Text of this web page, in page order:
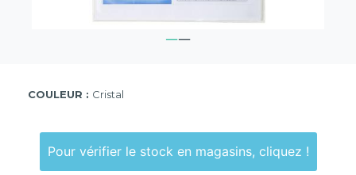
COULEUR : Cristal
Pour vérifier le stock en magasins, cliquez !